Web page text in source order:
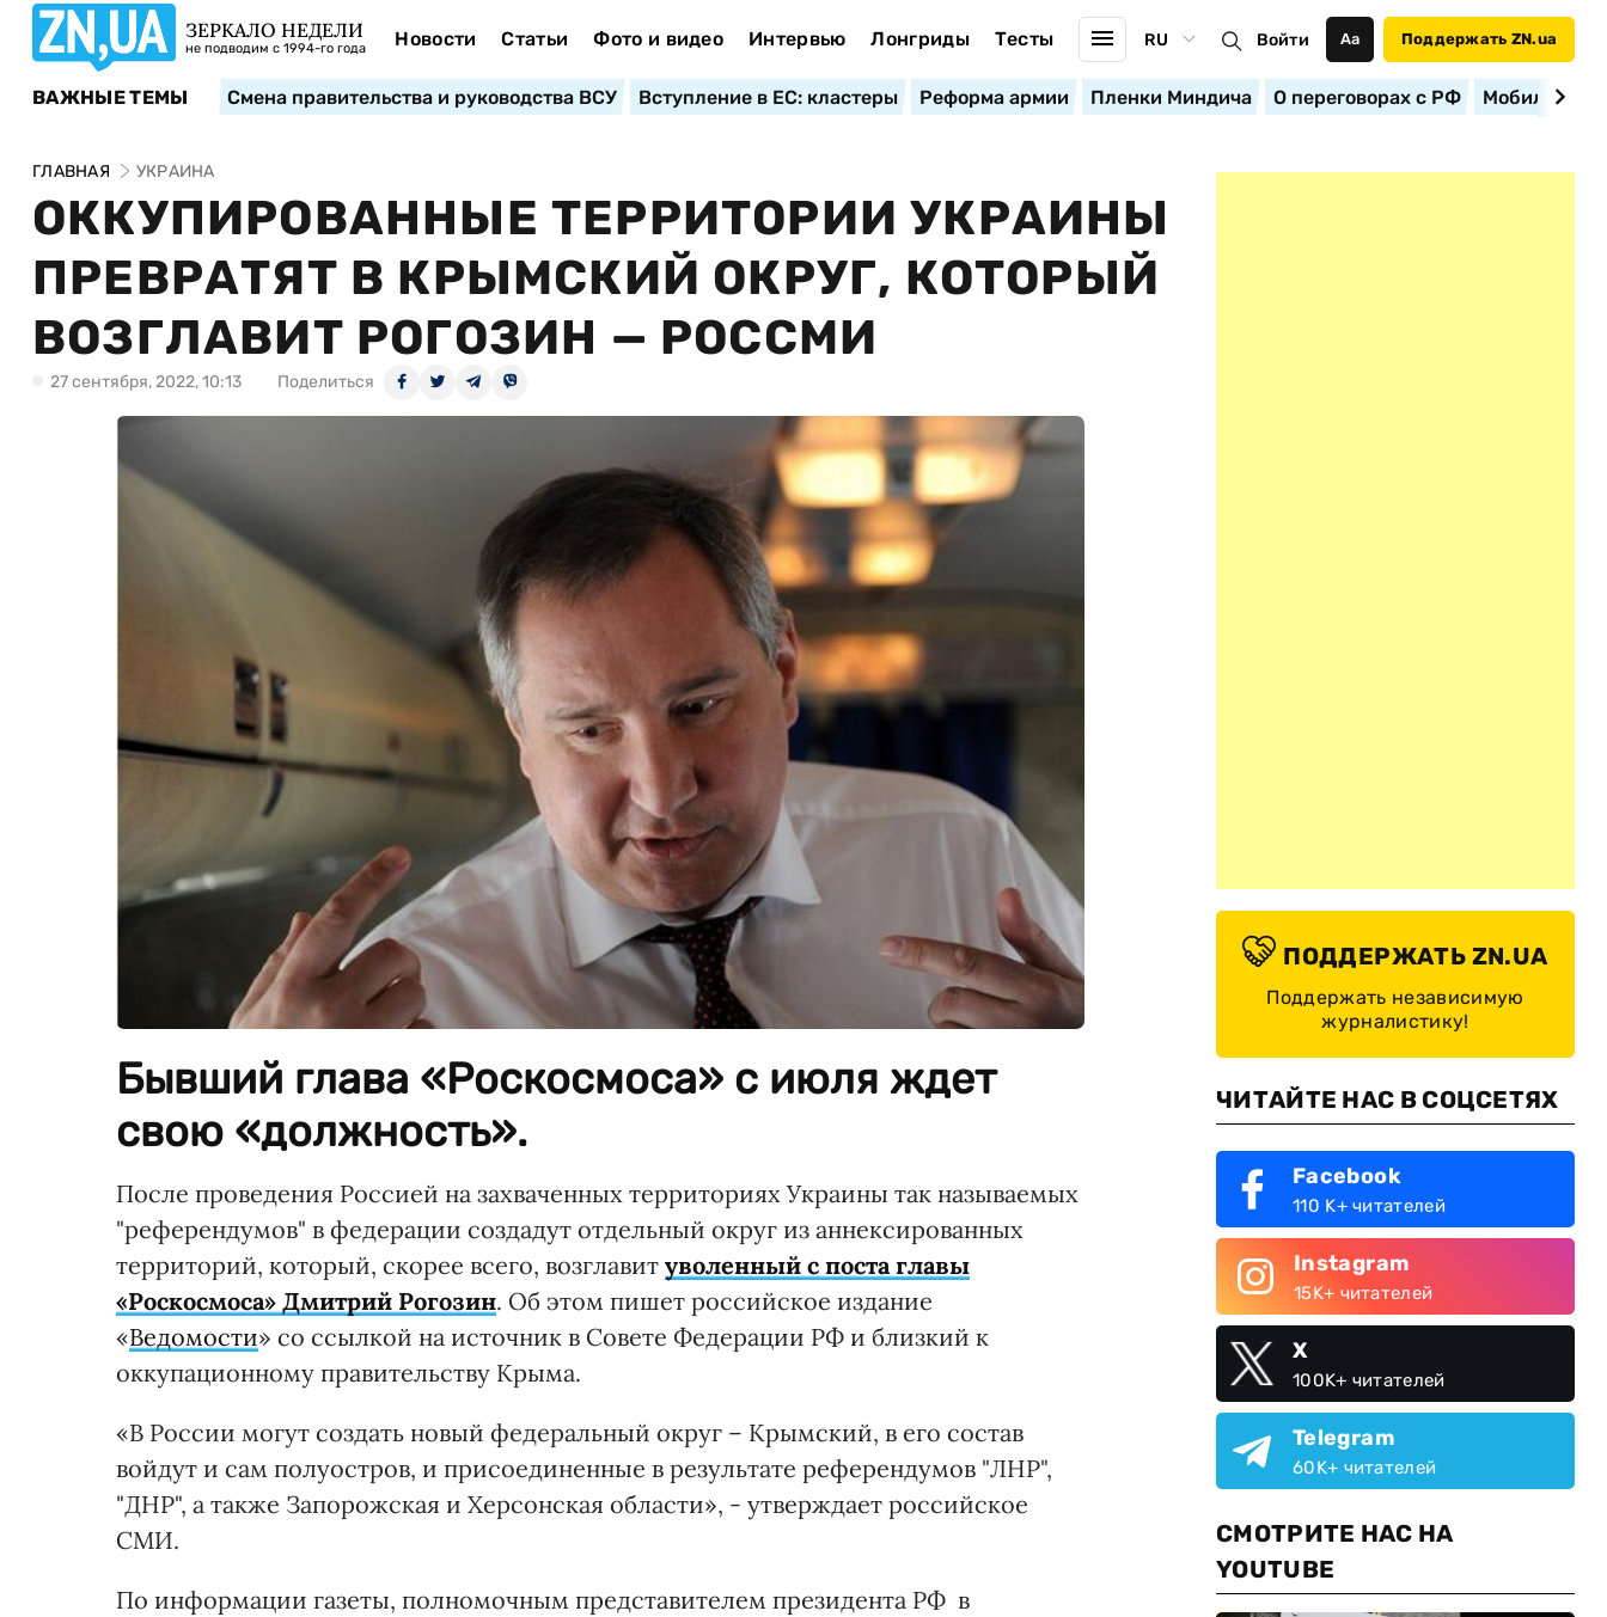
ЗЕРКАЛО НЕДЕЛИ
не подводим с 1994-го года Новости Статьи Фото и видео Интервью Лонгриды Тесты RU Войти Аа Поддержать ZN.ua
ВАЖНЫЕ ТЕМЫ Смена правительства и руководства ВСУ Вступление в ЕС: кластеры Реформа армии Пленки Миндича О переговорах с РФ
ГЛАВНАЯ УКРАИНА
ОККУПИРОВАННЫЕ ТЕРРИТОРИИ УКРАИНЫ
ПРЕВРАТЯТ В КРЫМСКИЙ ОКРУГ, КОТОРЫЙ
ВОЗГЛАВИТ РОГОЗИН — РОССМИ
27 сентября, 2022, 10:13 Поделиться
Бывший глава «Роскосмоса» с июля ждет
свою «должность».
После проведения Россией на захваченных территориях Украины так называемых
"референдумов" в федерации создадут отдельный округ из аннексированных
территорий, который, скорее всего, возглавит уволенный с поста главы
«Роскосмоса» Дмитрий Рогозин. Об этом пишет российское издание
«Ведомости» со ссылкой на источник в Совете Федерации РФ и близкий к
оккупационному правительству Крыма.
«В России могут создать новый федеральный округ – Крымский, в его состав
войдут и сам полуостров, и присоединенные в результате референдумов "ЛНР",
"ДНР", а также Запорожская и Херсонская области», - утверждает российское
СМИ.
По информации газеты, полномочным представителем президента РФ в
ПОДДЕРЖАТЬ ZN.UA
Поддержать независимую
журналистику!
ЧИТАЙТЕ НАС В СОЦСЕТЯХ
Facebook
110 K+ читателей
Instagram
15K+ читателей
X
100K+ читателей
Telegram
60K+ читателей
СМОТРИТЕ НАС НА
YOUTUBE